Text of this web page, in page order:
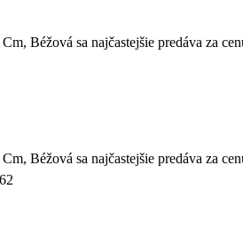
Béžová sa najčastejšie predáva za
Béžová sa najčastejšie predáva za